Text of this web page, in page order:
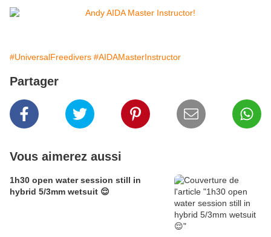
#UniversalFreedivers #AIDAMasterInstructor
Partager
Vous aimerez aussi
1h30 open water session still in
hybrid 5/3mm wetsuit 😌